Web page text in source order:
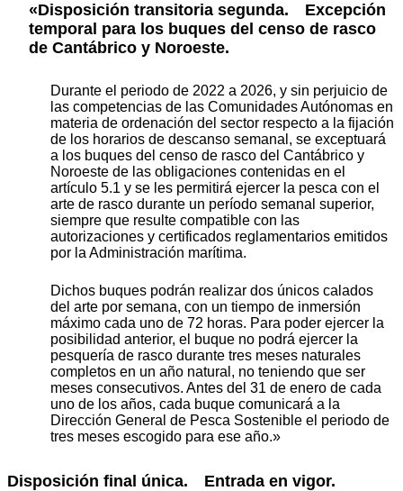
«Disposición transitoria segunda. Excepción
temporal para los buques del censo de rasco
de Cantábrico y Noroeste.
Durante el periodo de 2022 a 2026, y sin perjuicio de
las competencias de las Comunidades Autónomas en
materia de ordenación del sector respecto a la fijación
de los horarios de descanso semanal, se exceptuará
a los buques del censo de rasco del Cantábrico y
Noroeste de las obligaciones contenidas en el
artículo 5.1 y se les permitirá ejercer la pesca con el
arte de rasco durante un período semanal superior,
siempre que resulte compatible con las
autorizaciones y certificados reglamentarios emitidos
por la Administración marítima.
Dichos buques podrán realizar dos únicos calados
del arte por semana, con un tiempo de inmersión
máximo cada uno de 72 horas. Para poder ejercer la
posibilidad anterior, el buque no podrá ejercer la
pesquería de rasco durante tres meses naturales
completos en un año natural, no teniendo que ser
meses consecutivos. Antes del 31 de enero de cada
uno de los años, cada buque comunicará a la
Dirección General de Pesca Sostenible el periodo de
tres meses escogido para ese año.»
Disposición final única. Entrada en vigor.